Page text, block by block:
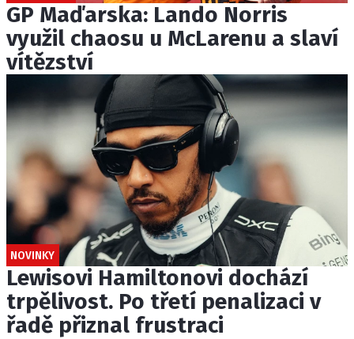
GP Maďarska: Lando Norris
využil chaosu u McLarenu a slaví
vítězství
NOVINKY
Lewisovi Hamiltonovi dochází
trpělivost. Po třetí penalizaci v
řadě přiznal frustraci